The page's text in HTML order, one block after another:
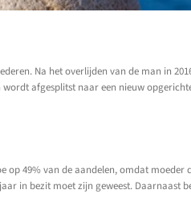
Na het overlijden van de man in
afgesplitst naar een nieuw
op 49% van de aandelen, omdat moeder
in bezit moet zijn geweest. Daarnaast